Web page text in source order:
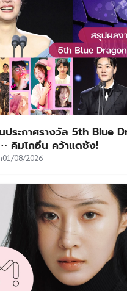
ประกาศรางวัล 5th Blue
คิมโกอึน คว้าแดซัง!
01/08/2026